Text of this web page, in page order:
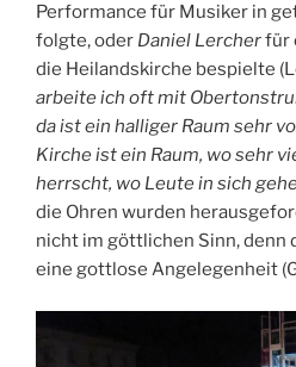
Performance für Musiker in
folgte, oder Daniel Lercherfür
die Heilandskirche bespielte
arbeite ich oft mit
da ist ein halliger Raum sehr
Kirche ist ein Raum, wo sehr
herrscht, wo Leute in sich
die Ohren wurden
nicht im göttlichen Sinn, denn
eine gottlose Angelegenheit